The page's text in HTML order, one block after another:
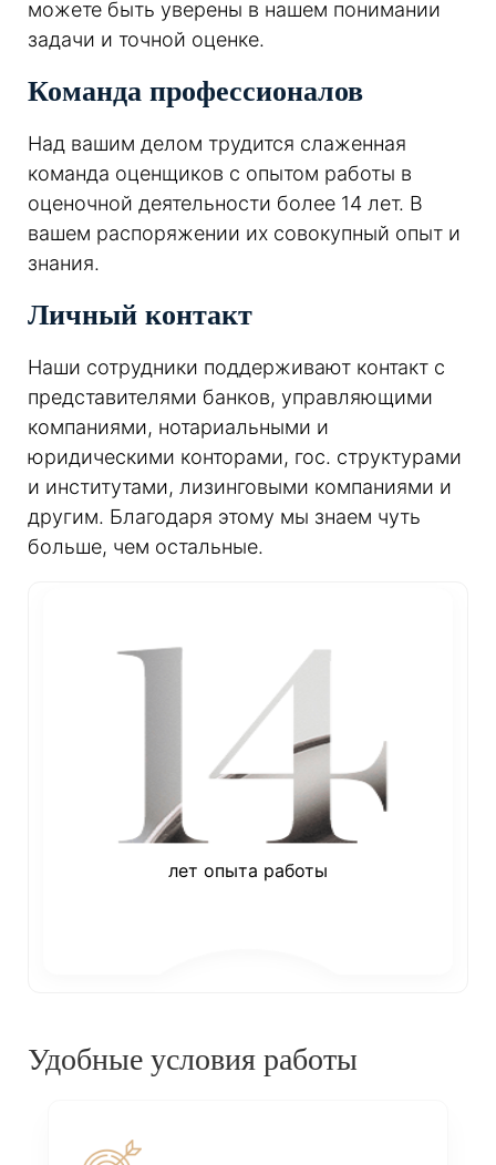
можете быть уверены в нашем понимании
задачи и точной оценке.
Команда профессионалов
Над вашим делом трудится слаженная
команда оценщиков с опытом работы в
оценочной деятельности более 14 лет. В
вашем распоряжении их совокупный опыт и
знания.
Личный контакт
Наши сотрудники поддерживают контакт с
представителями банков, управляющими
компаниями, нотариальными и
юридическими конторами, гос. структурами
и институтами, лизинговыми компаниями и
другим. Благодаря этому мы знаем чуть
больше, чем остальные.
лет опыта работы
Удобные условия работы